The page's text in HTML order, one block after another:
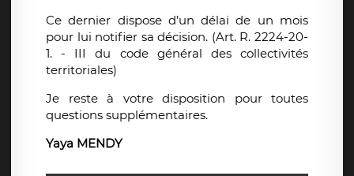
Ce dernier dispose d’un délai de un mois
pour lui notifier sa décision. (Art. R. 2224-20-
1. - III du code général des collectivités
territoriales)
Je reste à votre disposition pour toutes
questions supplémentaires.
Yaya MENDY